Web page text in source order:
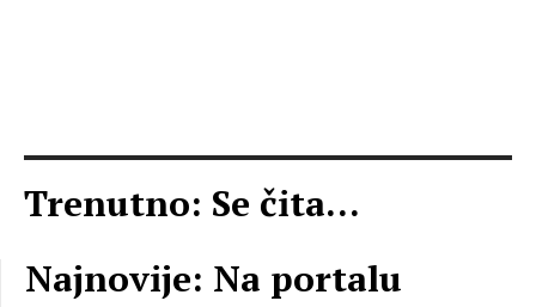
Trenutno: Se čita...
Najnovije: Na portalu